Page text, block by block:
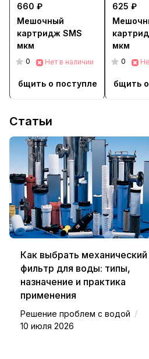
660 ₽
Мешочный
картридж SMS
мкм
0 Нет в наличии
Сообщить о поступлении
625 ₽
мкм
0
Сообщить
Статьи
Как выбрать механический
фильтр для воды: типы,
назначение и практика
применения
Решение проблем с водой /
10 июля 2026